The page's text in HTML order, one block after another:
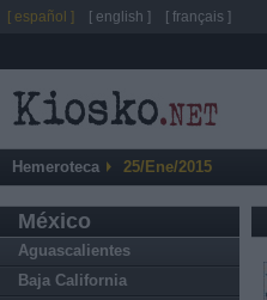
Hemeroteca 25/Ene/2015
México
Aguascalientes
Baja California
[ español ] [ english ] [ français ]